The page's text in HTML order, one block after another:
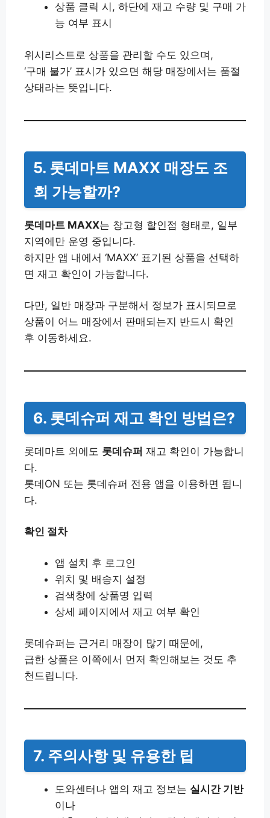
상품 클릭 시, 하단에 재고 수량 및 구매 가
능 여부 표시
위시리스트로 상품을 관리할 수도 있으며,
‘구매 불가’ 표시가 있으면 해당 매장에서는 품절
상태라는 뜻입니다.
5. 롯데마트 MAXX 매장도 조
회 가능할까?
롯데마트 MAXX는 창고형 할인점 형태로, 일부
지역에만 운영 중입니다.
하지만 앱 내에서 ‘MAXX’ 표기된 상품을 선택하
면 재고 확인이 가능합니다.
다만, 일반 매장과 구분해서 정보가 표시되므로
상품이 어느 매장에서 판매되는지 반드시 확인
후 이동하세요.
6. 롯데슈퍼 재고 확인 방법은?
롯데마트 외에도 롯데슈퍼 재고 확인이 가능합니
다.
롯데ON 또는 롯데슈퍼 전용 앱을 이용하면 됩니
다.
확인 절차
앱 설치 후 로그인
위치 및 배송지 설정
검색창에 상품명 입력
상세 페이지에서 재고 여부 확인
롯데슈퍼는 근거리 매장이 많기 때문에,
급한 상품은 이쪽에서 먼저 확인해보는 것도 추
천드립니다.
7. 주의사항 및 유용한 팁
도와센터나 앱의 재고 정보는 실시간 기반
이나